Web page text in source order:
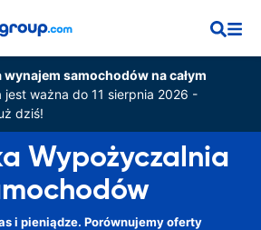
wynajem samochodów na całym
ważna do 11 sierpnia 2026 -
dziś!
Wypożyczalnia
i pieniądze. Porównujemy oferty